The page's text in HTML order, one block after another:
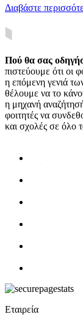
Διαβάστε
Πού θα σας
πιστεύουμε ότι οι
η επόμενη γενιά
θέλουμε να το
η μηχανή
φοιτητές να
και σχολές σε όλο
Εταιρεία